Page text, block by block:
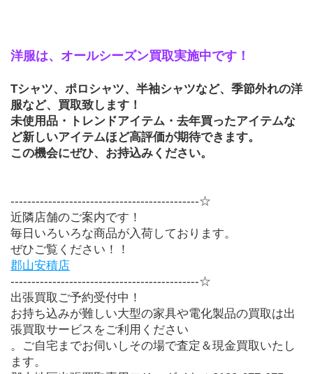
洋服は、オールシーズン買取実施中です！
Tシャツ、ポロシャツ、半袖シャツなど、季節外れの洋
服など、買取致します！
未使用品・トレンドアイテム・去年買ったアイテムな
ど新しいアイテムほど高評価が期待できます。
この機会にぜひ、お持込みください。
---------------------------------------------☆
近隣店舗のご案内です！
毎日いろいろな商品が入荷しております。
ぜひご覧ください！！
郡山安積店
---------------------------------------------☆
出張買取ご予約受付中！
お持ち込みが難しい大型の家具や電化製品の買取は出
張買取サービスをご利用ください
。ご自宅までお伺いしその場で査定＆現金買取いたし
ます。